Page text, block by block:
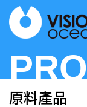
原料產品